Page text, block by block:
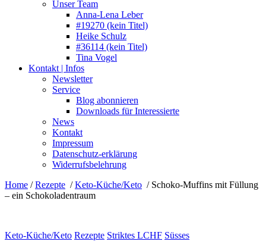
Unser Team
Anna-Lena Leber
#19270 (kein Titel)
Heike Schulz
#36114 (kein Titel)
Tina Vogel
Kontakt | Infos
Newsletter
Service
Blog abonnieren
Downloads für Interessierte
News
Kontakt
Impressum
Datenschutz-erklärung
Widerrufsbelehrung
Home /Rezepte /Keto-Küche/Keto / Schoko-Muffins mit Füllung
– ein Schokoladentraum
Keto-Küche/Keto Rezepte Striktes LCHF Süsses